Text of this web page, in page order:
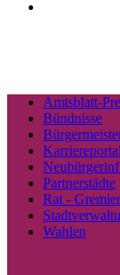
Amtsblatt-
Bündnisse
Karriereportal
Partnerstädte
Rat -
Wahlen